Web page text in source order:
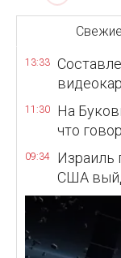
Свежие
13:33
11:30
На
что
09:34
Израиль
США